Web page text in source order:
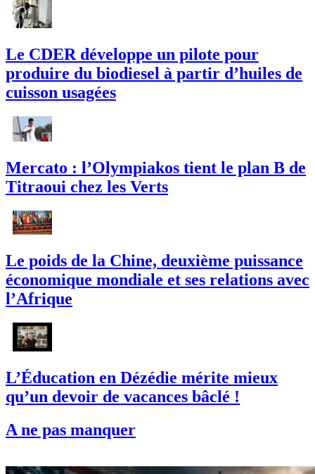
Le CDER développe un pilote pour
produire du biodiesel à partir d’huiles de
cuisson usagées
Mercato : l’Olympiakos tient le plan B de
Titraoui chez les Verts
Le poids de la Chine, deuxième puissance
économique mondiale et ses relations avec
l’Afrique
L’Éducation en Dézédie mérite mieux
qu’un devoir de vacances bâclé !
A ne pas manquer